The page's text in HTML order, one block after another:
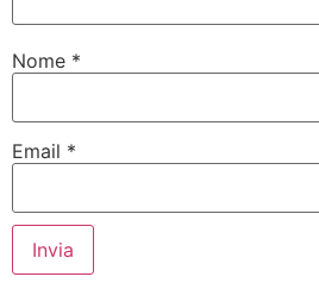
Nome *
Email *